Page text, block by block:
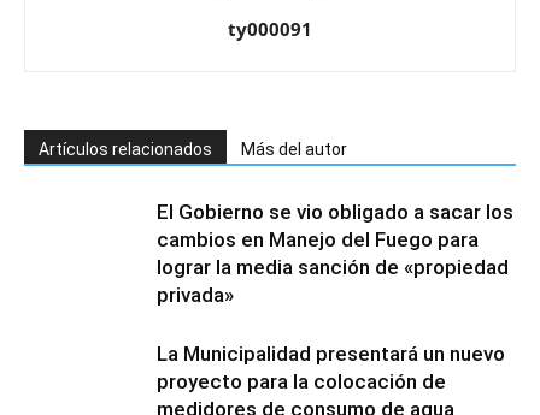
ty000091
Artículos relacionados Más del autor
El Gobierno se vio obligado a sacar los
cambios en Manejo del Fuego para
lograr la media sanción de «propiedad
privada»
La Municipalidad presentará un nuevo
proyecto para la colocación de
medidores de consumo de agua